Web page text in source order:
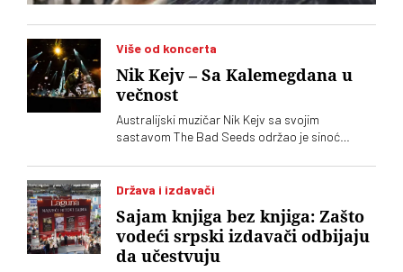
Više od koncerta
Nik Kejv – Sa Kalemegdana u
večnost
Australijski muzičar Nik Kejv sa svojim
sastavom The Bad Seeds održao je sinoć
tvrđave, u okviru evropske letnje turneje
Država i izdavači
Sajam knjiga bez knjiga: Zašto
vodeći srpski izdavači odbijaju
da učestvuju